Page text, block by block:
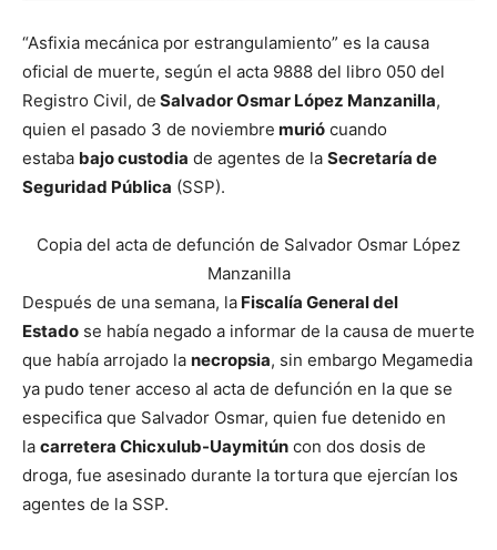
“Asfixia mecánica por estrangulamiento” es la causa
oficial de muerte, según el acta 9888 del libro 050 del
Registro Civil, de Salvador Osmar López Manzanilla,
quien el pasado 3 de noviembre murió cuando
estaba bajo custodia de agentes de la Secretaría de
Seguridad Pública (SSP).
Copia del acta de defunción de Salvador Osmar López
Manzanilla
Después de una semana, la Fiscalía General del
Estado se había negado a informar de la causa de muerte
que había arrojado la necropsia, sin embargo Megamedia
ya pudo tener acceso al acta de defunción en la que se
especifica que Salvador Osmar, quien fue detenido en
la carretera Chicxulub-Uaymitún con dos dosis de
droga, fue asesinado durante la tortura que ejercían los
agentes de la SSP.